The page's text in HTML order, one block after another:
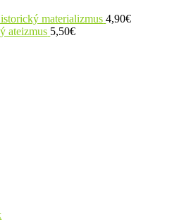
materializmus 4,90€
ateizmus 5,50€